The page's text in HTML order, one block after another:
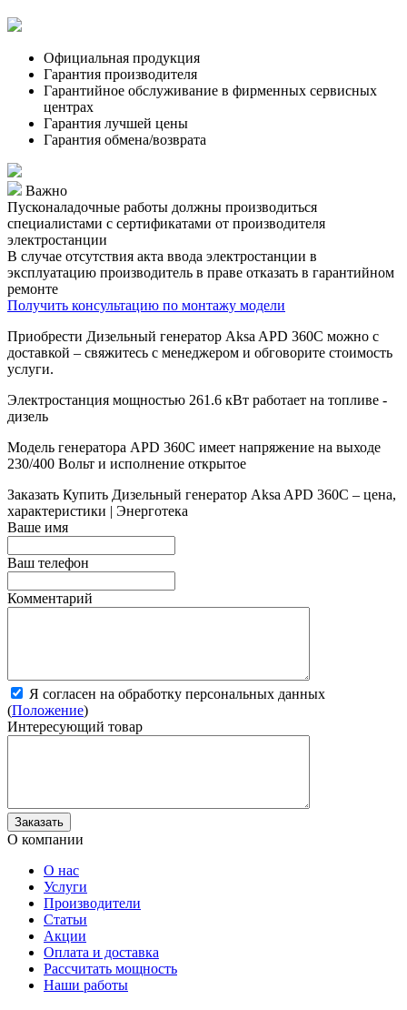
Официальная продукция
Гарантия производителя
Гарантийное обслуживание в фирменных сервисных
центрах
Гарантия лучшей цены
Гарантия обмена/возврата
Важно
Пусконаладочные работы должны производиться
специалистами с сертификатами от производителя
электростанции
В случае отсутствия акта ввода электростанции в
эксплуатацию производитель в праве отказать в гарантийном
ремонте
Получить консультацию по монтажу модели
Приобрести Дизельный генератор Aksa APD 360C можно с
доставкой – свяжитесь с менеджером и обговорите стоимость
услуги.
Электростанция мощностью 261.6 кВт работает на топливе -
дизель
Модель генератора APD 360C имеет напряжение на выходе
230/400 Вольт и исполнение открытое
Заказать Купить Дизельный генератор Aksa APD 360C – цена,
характеристики | Энерготека
Ваше имя
Ваш телефон
Комментарий
Я согласен на обработку персональных данных
(Положение)
Интересующий товар
О компании
О нас
Услуги
Производители
Статьи
Акции
Оплата и доставка
Рассчитать мощность
Наши работы